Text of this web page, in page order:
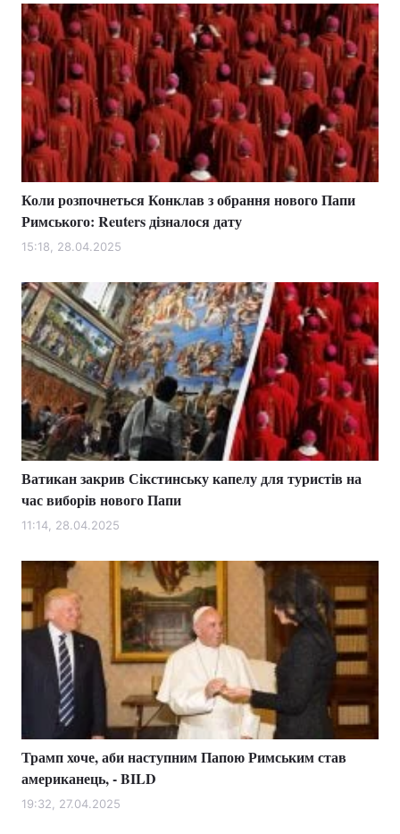
Коли розпочнеться Конклав з обрання нового Папи
Римського: Reuters дізналося дату
15:18, 28.04.2025
Ватикан закрив Сікстинську капелу для туристів на
час виборів нового Папи
11:14, 28.04.2025
Трамп хоче, аби наступним Папою Римським став
американець, - BILD
19:32, 27.04.2025